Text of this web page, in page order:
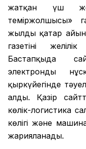
жатқан үш
теміржолшысы»
жылдың қаңтар
газетінің
Бастапқыда
электронды
қыркүйегінде
алды. Қазір
көлік-логистика
көлігі және
жарияланады.